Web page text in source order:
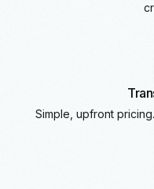
Simple, upfront